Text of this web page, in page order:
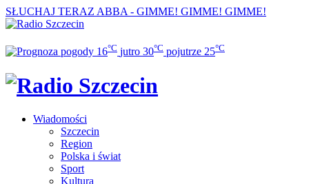
SŁUCHAJ TERAZ ABBA - GIMME! GIMME! GIMME!
16°C jutro 30°C pojutrze 25°C
Wiadomości
Szczecin
Region
Polska i świat
Sport
Kultura